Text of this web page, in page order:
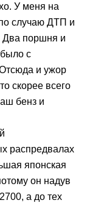
У меня на
случаю ДТП и
Два поршня и
с
и ужор
скорее всего
бенз и
распредвалах
японская
он надув
а до тех